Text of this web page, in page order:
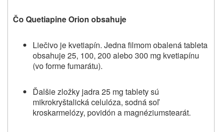
Čo Quetiapine Orion obsahuje
Liečivo je kvetiapín. Jedna filmom obalená tableta
obsahuje 25, 100, 200 alebo 300 mg kvetiapínu
(vo forme fumarátu).
Ďalšie zložky jadra 25 mg tablety sú
mikrokryštalická celulóza, sodná soľ
kroskarmelózy, povidón a magnéziumstearát.